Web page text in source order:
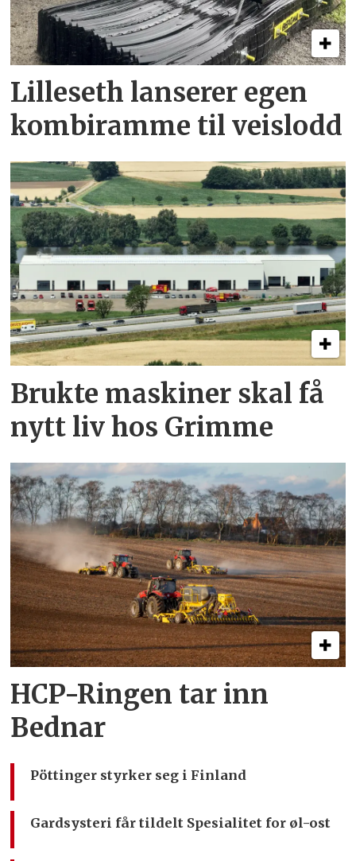
Lilleseth lanserer egen
kombi­ramme til veislodd
Brukte maskiner skal få
nytt liv hos Grimme
HCP-Ringen tar inn
Bednar
Pöttinger styrker seg i Finland
Gardsysteri får tildelt Spesialitet for øl-ost